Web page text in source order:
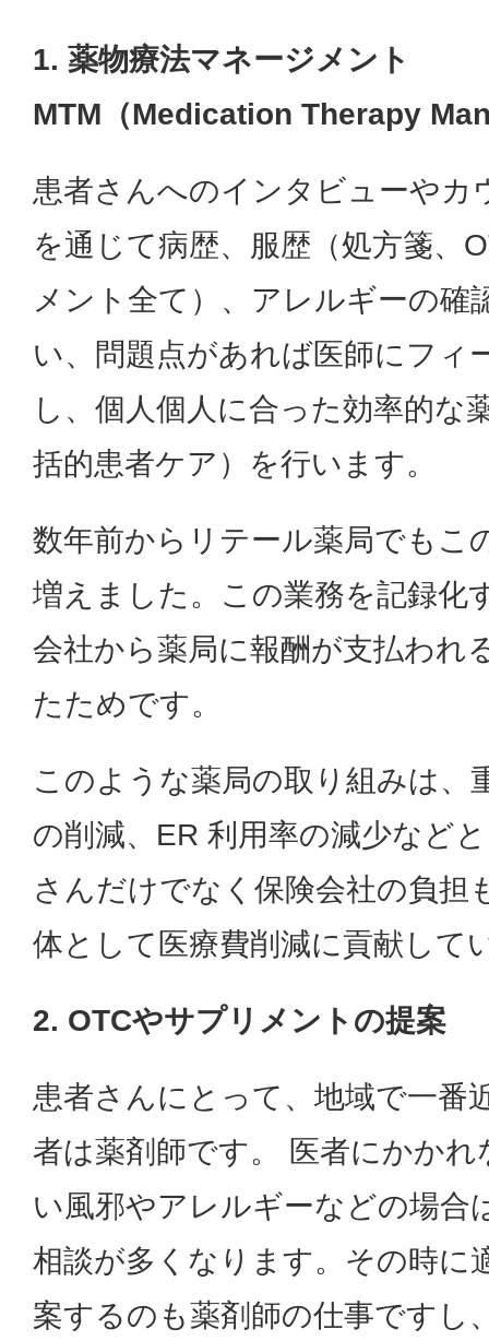
1. 薬物療法マネージメント
MTM（Medication Therapy
患者さんへのインタビューやカ
を通じて病歴、服歴（処方箋、
メント全て）、アレルギーの確
い、問題点があれば医師にフィ
し、個人個人に合った効率的な
括的患者ケア）を行います。
数年前からリテール薬局でもこ
増えました。この業務を記録化
会社から薬局に報酬が支払われ
たためです。
このような薬局の取り組みは、
の削減、ER 利用率の減少など
さんだけでなく保険会社の負担
体として医療費削減に貢献して
2. OTCやサプリメントの提案
患者さんにとって、地域で一番
者は薬剤師です。 医者にかかれ
い風邪やアレルギーなどの場合
相談が多くなります。その時に
案するのも薬剤師の仕事ですし